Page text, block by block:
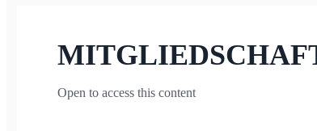
Open to access this content